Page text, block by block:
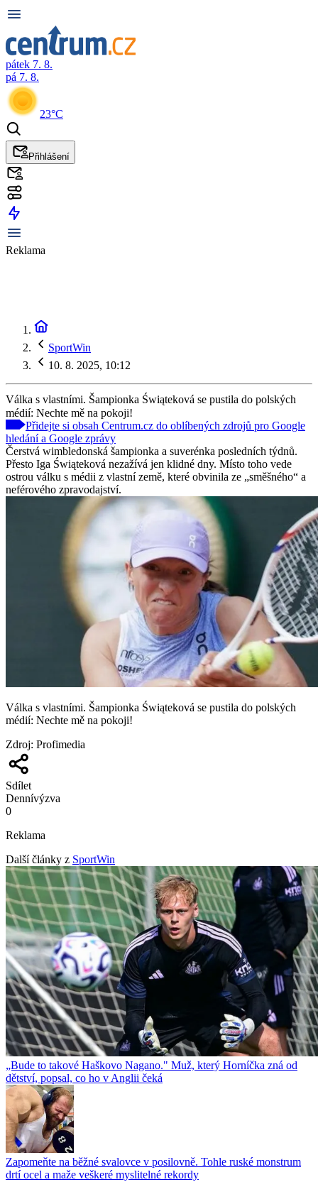
pátek 7. 8.
pá 7. 8.
23°C
Přihlášení
Reklama
SportWin
10. 8. 2025, 10:12
Válka s vlastními. Šampionka Świąteková se pustila do polských
médií: Nechte mě na pokoji!
Přidejte si obsah Centrum.cz do oblíbených zdrojů pro Google
hledání a Google zprávy
Čerstvá wimbledonská šampionka a suverénka posledních týdnů.
Přesto Iga Świąteková nezažívá jen klidné dny. Místo toho vede
ostrou válku s médii z vlastní země, které obvinila ze „směšného“ a
neférového zpravodajství.
Válka s vlastními. Šampionka Świąteková se pustila do polských
médií: Nechte mě na pokoji!
Zdroj: Profimedia
Sdílet
Dennívýzva
0
Reklama
Další články z SportWin
„Bude to takové Haškovo Nagano." Muž, který Horníčka zná od
dětství, popsal, co ho v Anglii čeká
Zapomeňte na běžné svalovce v posilovně. Tohle ruské monstrum
drtí ocel a maže veškeré myslitelné rekordy